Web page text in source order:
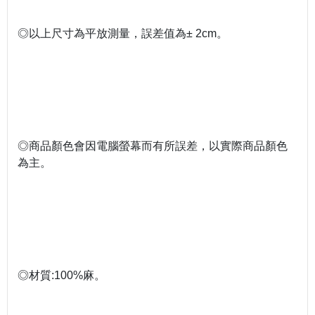
◎以上尺寸為平放測量，誤差值為± 2cm。
◎商品顏色會因電腦螢幕而有所誤差，以實際商品顏色
為主。
◎材質:100%麻。